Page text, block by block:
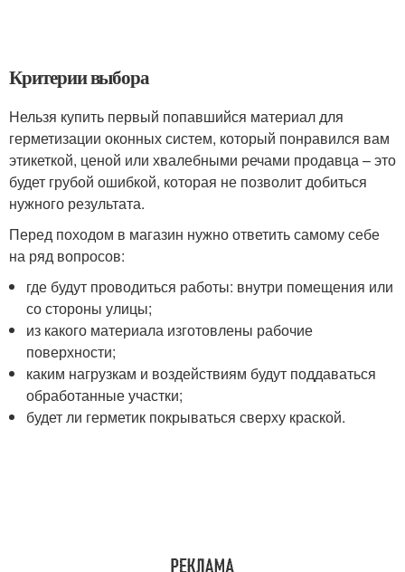
Критерии выбора
Нельзя купить первый попавшийся материал для
герметизации оконных систем, который понравился вам
этикеткой, ценой или хвалебными речами продавца – это
будет грубой ошибкой, которая не позволит добиться
нужного результата.
Перед походом в магазин нужно ответить самому себе
на ряд вопросов:
где будут проводиться работы: внутри помещения или
со стороны улицы;
из какого материала изготовлены рабочие
поверхности;
каким нагрузкам и воздействиям будут поддаваться
обработанные участки;
будет ли герметик покрываться сверху краской.